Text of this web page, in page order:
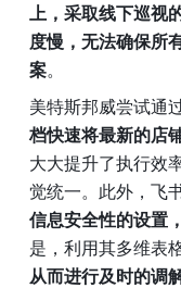
上，采取线下巡视
度慢，无法确保所
案。
美特斯邦威尝试通
档快速将最新的店
大大提升了执行效
觉统一。此外，飞
信息安全性的设置
是，利用其多维表
从而进行及时的调